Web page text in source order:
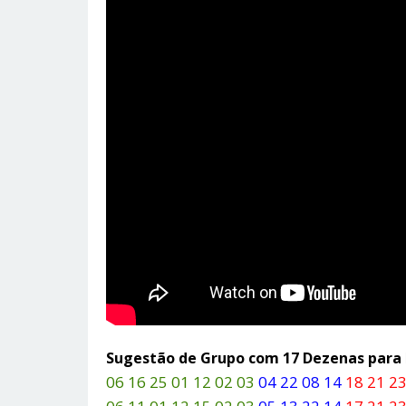
Sugestão de Grupo com 17 Dezenas
06 16 25 01 12 02 03 04 22 08 14 18 21